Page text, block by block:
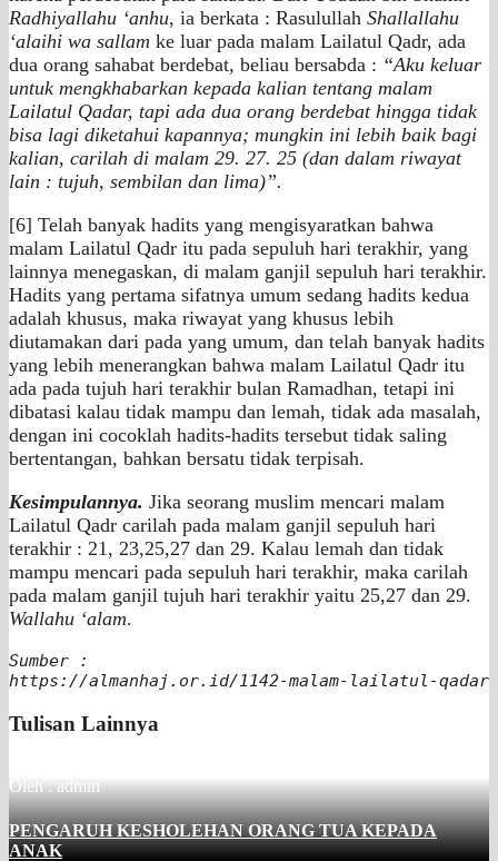
Radhiyallahu ‘anhu, ia berkata : Rasulullah Shallallahu
‘alaihi wa sallam ke luar pada malam Lailatul Qadr, ada
dua orang sahabat berdebat, beliau bersabda : “Aku keluar
untuk mengkhabarkan kepada kalian tentang malam
Lailatul Qadar, tapi ada dua orang berdebat hingga tidak
bisa lagi diketahui kapannya; mungkin ini lebih baik bagi
kalian, carilah di malam 29. 27. 25 (dan dalam riwayat
lain : tujuh, sembilan dan lima)”.
[6] Telah banyak hadits yang mengisyaratkan bahwa
malam Lailatul Qadr itu pada sepuluh hari terakhir, yang
lainnya menegaskan, di malam ganjil sepuluh hari terakhir.
Hadits yang pertama sifatnya umum sedang hadits kedua
adalah khusus, maka riwayat yang khusus lebih
diutamakan dari pada yang umum, dan telah banyak hadits
yang lebih menerangkan bahwa malam Lailatul Qadr itu
ada pada tujuh hari terakhir bulan Ramadhan, tetapi ini
dibatasi kalau tidak mampu dan lemah, tidak ada masalah,
dengan ini cocoklah hadits-hadits tersebut tidak saling
bertentangan, bahkan bersatu tidak terpisah.
Kesimpulannya. Jika seorang muslim mencari malam
Lailatul Qadr carilah pada malam ganjil sepuluh hari
terakhir : 21, 23,25,27 dan 29. Kalau lemah dan tidak
mampu mencari pada sepuluh hari terakhir, maka carilah
pada malam ganjil tujuh hari terakhir yaitu 25,27 dan 29.
Wallahu ‘alam.
Sumber :
https://almanhaj.or.id/1142-malam-lailatul-qadar
Tulisan Lainnya
Oleh : admin
PENGARUH KESHOLEHAN ORANG TUA KEPADA
ANAK